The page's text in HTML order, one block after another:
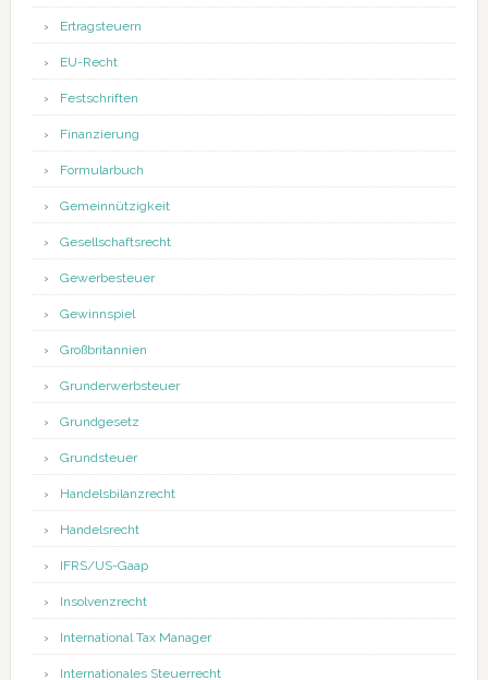
Ertragsteuern
EU-Recht
Festschriften
Finanzierung
Formularbuch
Gemeinnützigkeit
Gesellschaftsrecht
Gewerbesteuer
Gewinnspiel
Großbritannien
Grunderwerbsteuer
Grundgesetz
Grundsteuer
Handelsbilanzrecht
Handelsrecht
IFRS/US-Gaap
Insolvenzrecht
International Tax Manager
Internationales Steuerrecht